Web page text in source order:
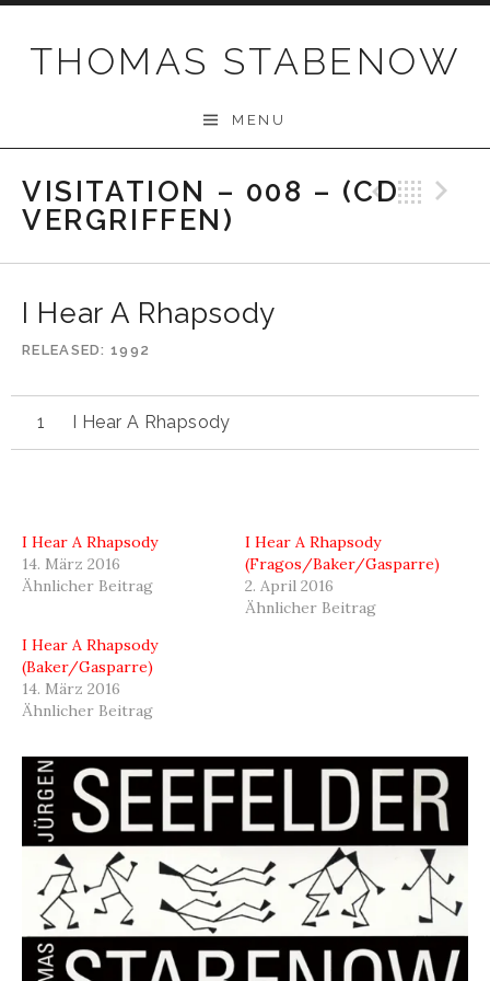
THOMAS STABENOW
MENU
VISITATION – 008 – (CD
VERGRIFFEN)
I Hear A Rhapsody
RELEASED 1992
I Hear A Rhapsody
I Hear A Rhapsody
14. März 2016
Ähnlicher Beitrag
I Hear A Rhapsody
(Fragos/Baker/Gasparre)
2. April 2016
Ähnlicher Beitrag
I Hear A Rhapsody
(Baker/Gasparre)
14. März 2016
Ähnlicher Beitrag